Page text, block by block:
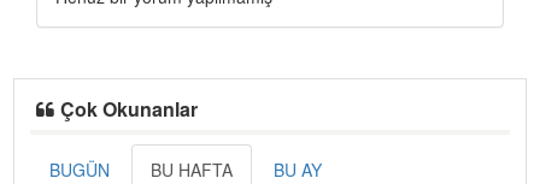
Çok Okunanlar
BUGÜN BU HAFTA BU AY